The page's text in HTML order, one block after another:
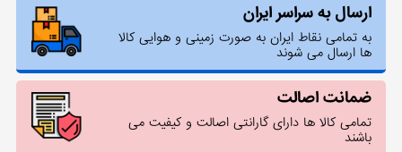
ارسال به سراسر ایران
به تمامی نقاط ایران به صورت زمینی و هوایی کالا
ها ارسال می شوند
ضمانت اصالت
تمامی کالا ها دارای گارانتی اصالت و کیفیت می
باشند